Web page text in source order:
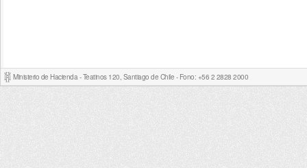
Ministerio de Hacienda - Teatinos 120, Santiago de Chile - Fono: +56 2 2828 2000